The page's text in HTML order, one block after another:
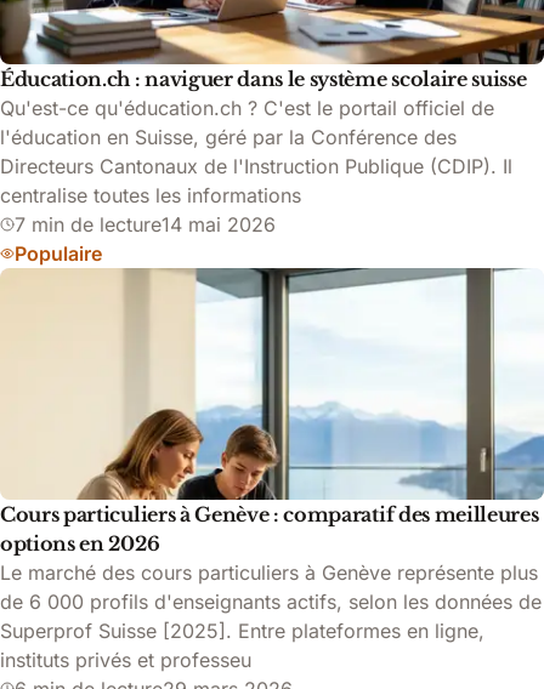
Éducation.ch : naviguer dans le système scolaire suisse
Qu'est-ce qu'éducation.ch ? C'est le portail officiel de
l'éducation en Suisse, géré par la Conférence des
Directeurs Cantonaux de l'Instruction Publique (CDIP). Il
centralise toutes les informations
7 min de lecture14 mai 2026
Populaire
Cours particuliers à Genève : comparatif des meilleures
options en 2026
Le marché des cours particuliers à Genève représente plus
de 6 000 profils d'enseignants actifs, selon les données de
Superprof Suisse [2025]. Entre plateformes en ligne,
instituts privés et professeu